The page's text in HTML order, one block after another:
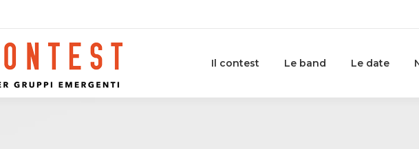
Il contest Le band Le date